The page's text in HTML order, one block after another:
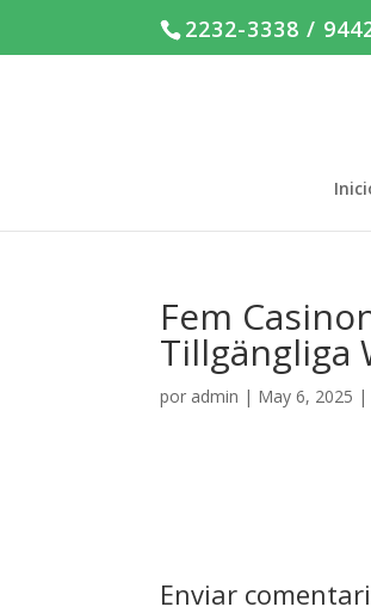
2232-3338 /
Fem
Tillgängliga
por admin | May 6, 2025 |
Enviar